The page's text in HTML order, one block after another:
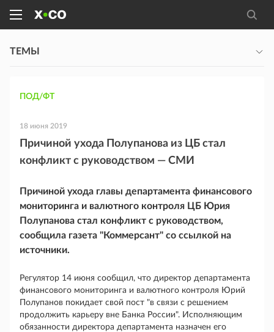
ТЕМЫ
ПОД/ФТ
18 июня 2019
Причиной ухода Полупанова из ЦБ стал
конфликт с руководством — СМИ
Причиной ухода главы департамента финансового
мониторинга и валютного контроля ЦБ Юрия
Полупанова стал конфликт с руководством,
сообщила газета "Коммерсант" со ссылкой на
источники.
Регулятор 14 июня сообщил, что директор департамента
финансового мониторинга и валютного контроля Юрий
Полупанов покидает свой пост "в связи с решением
продолжить карьеру вне Банка России". Исполняющим
обязанности директора департамента назначен его